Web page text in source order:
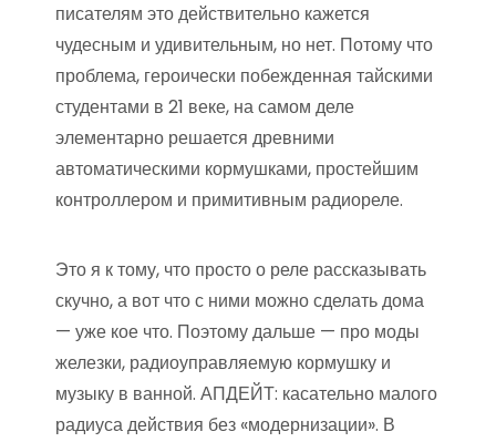
писателям это действительно кажется
чудесным и удивительным, но нет. Потому что
проблема, героически побежденная тайскими
студентами в 21 веке, на самом деле
элементарно решается древними
автоматическими кормушками, простейшим
контроллером и примитивным радиореле.
Это я к тому, что просто о реле рассказывать
скучно, а вот что с ними можно сделать дома
— уже кое что. Поэтому дальше — про моды
железки, радиоуправляемую кормушку и
музыку в ванной. АПДЕЙТ: касательно малого
радиуса действия без «модернизации». В